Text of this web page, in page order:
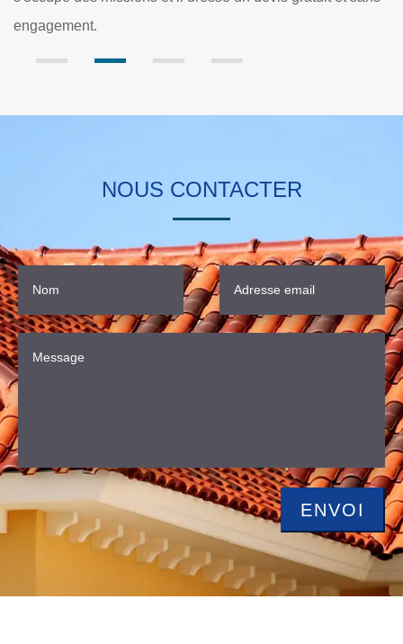
NOUS CONTACTER